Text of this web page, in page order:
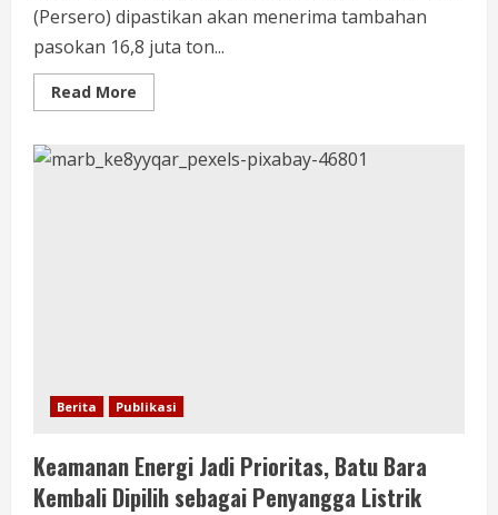
(Persero) dipastikan akan menerima tambahan
pasokan 16,8 juta ton...
Read More
Berita Publikasi
Keamanan Energi Jadi Prioritas, Batu Bara
Kembali Dipilih sebagai Penyangga Listrik